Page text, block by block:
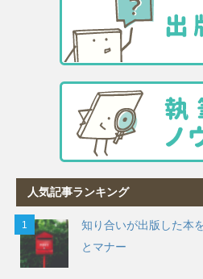
人気記事ランキング
知り合いが出版した本
とマナー